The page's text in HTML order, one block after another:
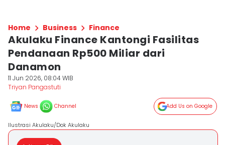
Home Business Finance
Akulaku Finance Kantongi Fasilitas
Pendanaan Rp500 Miliar dari
Danamon
11 Jun 2026, 08:04 WIB
Triyan Pangastuti
News Channel Add Us on Google
Ilustrasi Akulaku/Dok Akulaku